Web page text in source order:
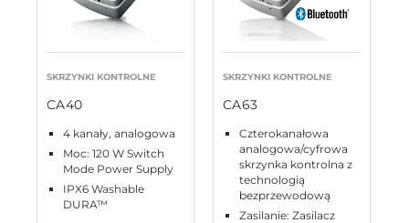
SKRZYNKI KONTROLNE
CA40
4 kanały, analogowa
Moc: 120 W Switch
Mode Power Supply
IPX6 Washable
DURA™
SKRZYNKI KONTROLNE
CA63
Czterokanałowa
analogowa/cyfrowa
skrzynka kontrolna z
technologią
bezprzewodową
Zasilanie: Zasilacz